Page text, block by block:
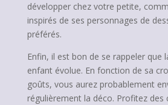
développer chez votre petite,
inspirés de ses personnages de
préférés.
Enfin, il est bon de se rappeler que
enfant évolue. En fonction de sa
goûts, vous aurez probablement
régulièrement la déco. Profitez des